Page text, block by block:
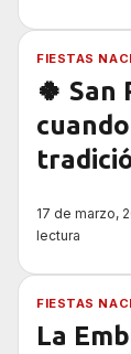
FIESTAS
🍀 San
17 de marzo,
lectura
FIESTAS
La